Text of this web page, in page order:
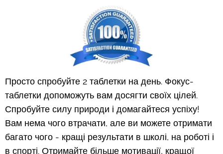
Просто спробуйте 2 таблетки на день. Фокус-
таблетки допоможуть вам досягти своїх цілей.
Спробуйте силу природи і домагайтеся успіху!
Вам нема чого втрачати, але ви можете отримати
багато чого - кращі результати в школі, на роботі і
в спорті. Отримайте більше мотивації, кращої